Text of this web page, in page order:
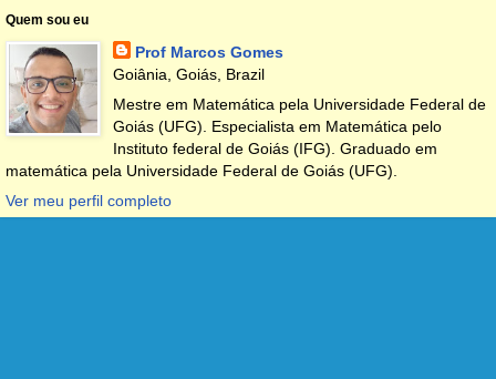
Quem sou eu
Prof Marcos Gomes
Goiânia, Goiás, Brazil
Mestre em Matemática pela Universidade Federal de
Goiás (UFG). Especialista em Matemática pelo
Instituto federal de Goiás (IFG). Graduado em
matemática pela Universidade Federal de Goiás (UFG).
Ver meu perfil completo